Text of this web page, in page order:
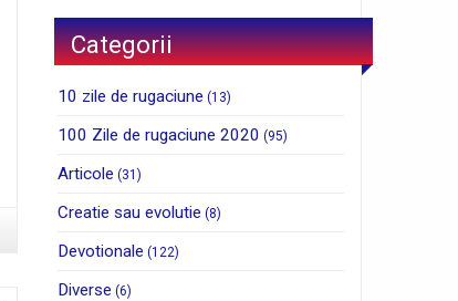
Categorii
10 zile de rugaciune (13)
100 Zile de rugaciune 2020 (95)
Articole (31)
Creatie sau evolutie (8)
Devotionale (122)
Diverse (6)